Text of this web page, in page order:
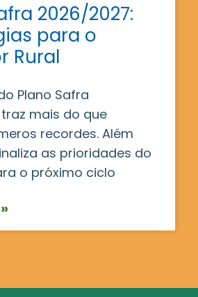
2026/2027:
para o
Rural
Plano Safra
mais do que
recordes. Além
as prioridades do
o próximo ciclo